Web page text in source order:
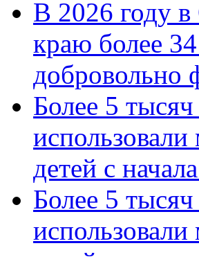
В 2026 году
краю более
Более 5
детей с
Более 5